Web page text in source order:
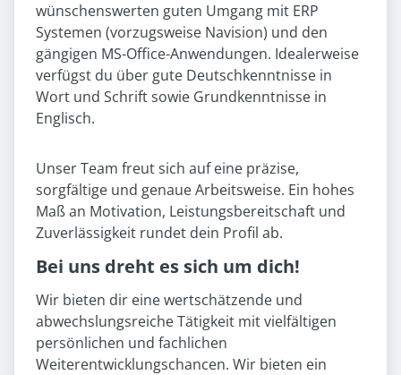
wünschenswerten guten Umgang mit ERP
Systemen (vorzugsweise Navision) und den
gängigen MS-Office-Anwendungen. Idealerweise
verfügst du über gute Deutschkenntnisse in
Wort und Schrift sowie Grundkenntnisse in
Englisch.
Unser Team freut sich auf eine präzise,
sorgfältige und genaue Arbeitsweise. Ein hohes
Maß an Motivation, Leistungsbereitschaft und
Zuverlässigkeit rundet dein Profil ab.
Bei uns dreht es sich um dich!
Wir bieten dir eine wertschätzende und
abwechslungsreiche Tätigkeit mit vielfältigen
persönlichen und fachlichen
Weiterentwicklungschancen. Wir bieten ein